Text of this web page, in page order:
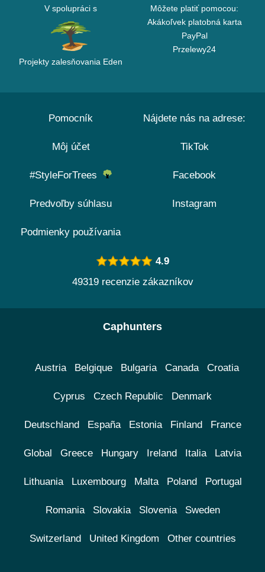
V spolupráci s
Projekty zalesňovania Eden
Môžete platiť pomocou:
Akákoľvek platobná karta
PayPal
Przelewy24
Pomocník
Môj účet
#StyleForTrees
Predvoľby súhlasu
Podmienky používania
Nájdete nás na adrese:
TikTok
Facebook
Instagram
4.9
49319 recenzie zákazníkov
Caphunters
Austria Belgique Bulgaria Canada Croatia
Cyprus Czech Republic Denmark
Deutschland España Estonia Finland France
Global Greece Hungary Ireland Italia Latvia
Lithuania Luxembourg Malta Poland Portugal
Romania Slovakia Slovenia Sweden
Switzerland United Kingdom Other countries